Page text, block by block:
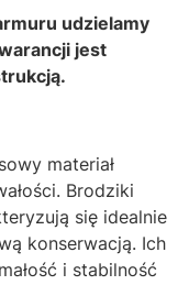
udzielamy
jest
materiał
Brodziki
się idealnie
konserwacją. Ich
i stabilność